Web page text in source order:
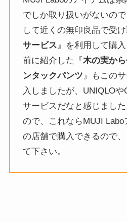
でしか取り扱いがないの
して近くの無印良品で受
サービス 』を利用して購
前に紹介した『木の実か
ンタックパンツ 』もこの
入しましたが、UNIQLO
サービスだなと感じまし
ので、これならMUJI Labo
の店舗で購入できるので
て下さい。